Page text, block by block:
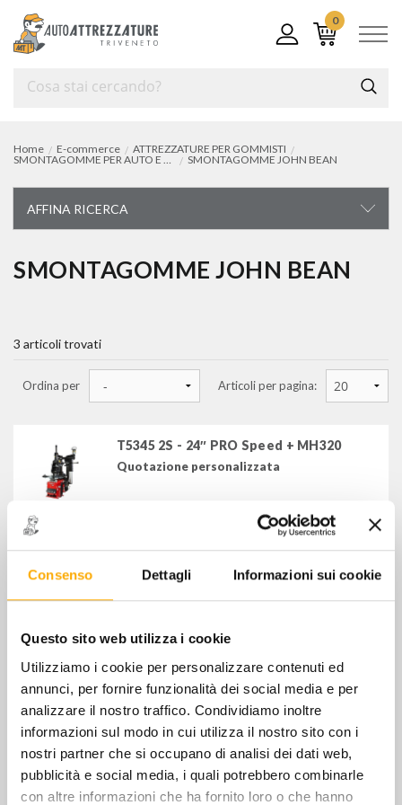
Consenso Dettagli Informazioni sui cookie
Questo sito web utilizza i cookie
Utilizziamo i cookie per personalizzare contenuti ed
annunci, per fornire funzionalità dei social media e per
analizzare il nostro traffico. Condividiamo inoltre
informazioni sul modo in cui utilizza il nostro sito con i
nostri partner che si occupano di analisi dei dati web,
pubblicità e social media, i quali potrebbero combinarle
con altre informazioni che ha fornito loro o che hanno
0
Home E-commerce
ATTREZZATURE PER GOMMISTI
SMONTAGOMME PER AUTO E VEICOLI COMMERCIALI LEGGERI
SMONTAGOMME JOHN BEAN
AFFINA RICERCA
ATTREZZATURE PER GOMMISTI
smontagomme per mezzi pesanti
equilibratrici per mezzi pesanti
accessori attrezzature per gommista
FILTRA PER
SNAP-ON EQUIPMENT GmbH
SMONTAGOMME JOHN BEAN
3 articoli trovati
Ordina per Articoli per pagina:
T5345 2S - 24″ PRO Speed + MH320
Quotazione personalizzata
T7800p -SMONTAGOMME "JOHN BEAN"
Quotazione personalizzata
MONOFASE-50/60Hz
Quotazione personalizzata